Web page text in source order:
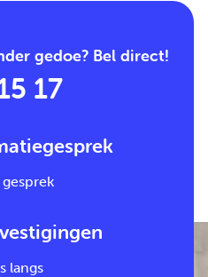
gedoe? Bel direct!
17
langs